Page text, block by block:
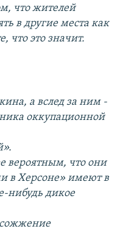
что жителей
в другие места как
что это значит.
а вслед за ним -
оккупационной
вероятным, что они
в Херсоне» имеют в
нибудь дикое